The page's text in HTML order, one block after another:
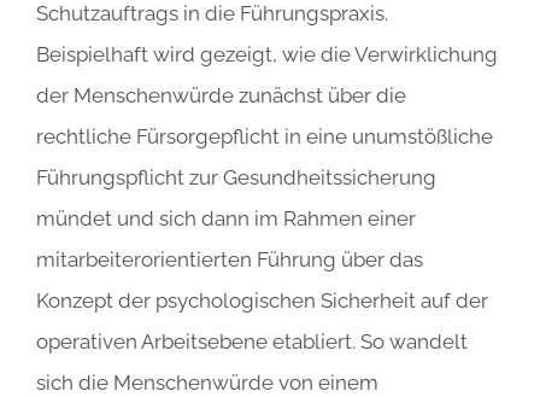
Schutzauftrags in die Führungspraxis.
Beispielhaft wird gezeigt, wie die Verwirklichung
der Menschenwürde zunächst über die
rechtliche Fürsorgepflicht in eine unumstößliche
Führungspflicht zur Gesundheitssicherung
mündet und sich dann im Rahmen einer
mitarbeiterorientierten Führung über das
Konzept der psychologischen Sicherheit auf der
operativen Arbeitsebene etabliert. So wandelt
sich die Menschenwürde von einem